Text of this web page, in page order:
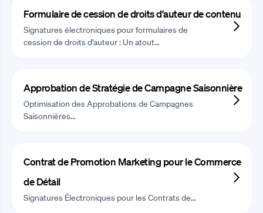
Formulaire de cession de droits d'auteur de contenu
Signatures électroniques pour formulaires de
cession de droits d'auteur : Un atout…
Approbation de Stratégie de Campagne Saisonnière
Optimisation des Approbations de Campagnes
Saisonnières…
Contrat de Promotion Marketing pour le Commerce
de Détail
Signatures Électroniques pour les Contrats de…